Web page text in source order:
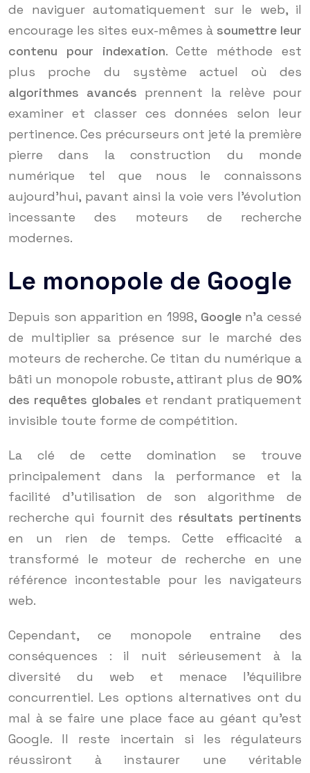
de naviguer automatiquement sur le web, il
encourage les sites eux-mêmes à soumettre leur
contenu pour indexation. Cette méthode est
plus proche du système actuel où des
algorithmes avancés prennent la relève pour
examiner et classer ces données selon leur
pertinence. Ces précurseurs ont jeté la première
pierre dans la construction du monde
numérique tel que nous le connaissons
aujourd’hui, pavant ainsi la voie vers l’évolution
incessante des moteurs de recherche
modernes.
Le monopole de Google
Depuis son apparition en 1998, Googlen’a cessé
de multiplier sa présence sur le marché des
moteurs de recherche. Ce titan du numérique a
bâti un monopole robuste, attirant plus de 90%
des requêtes globales et rendant pratiquement
invisible toute forme de compétition.
La clé de cette domination se trouve
principalement dans la performance et la
facilité d’utilisation de son algorithme de
recherche qui fournit des résultats pertinents
en un rien de temps. Cette efficacité a
transformé le moteur de recherche en une
référence incontestable pour les navigateurs
web.
Cependant, ce monopole entraine des
conséquences : il nuit sérieusement à la
diversité du web et menace l’équilibre
concurrentiel. Les options alternatives ont du
mal à se faire une place face au géant qu’est
Google. Il reste incertain si les régulateurs
réussiront à instaurer une véritable